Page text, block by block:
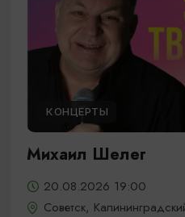
КОНЦЕРТЫ
Михаил Шелег
20.08.2026 19:00
Советск,